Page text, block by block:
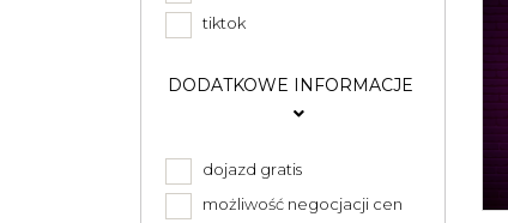
tiktok
DODATKOWE INFORMACJE
dojazd gratis
możliwość negocjacji cen